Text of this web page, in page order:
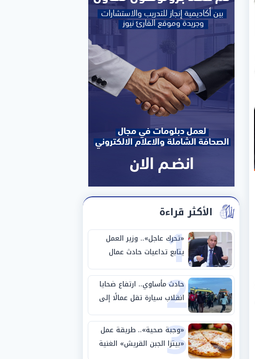
الأكثر قراءة
1
«تحرك عاجل».. وزير العمل
يتابع تداعيات حادث عمال
طريق بني سويف الصحراوي
2
حادث مأساوي.. ارتفاع ضحايا
انقلاب سيارة تقل عمالًا إلى
14 شخصًا
3
«وجبة صحية».. طريقة عمل
«بيتزا الجبن القريش» الغنية